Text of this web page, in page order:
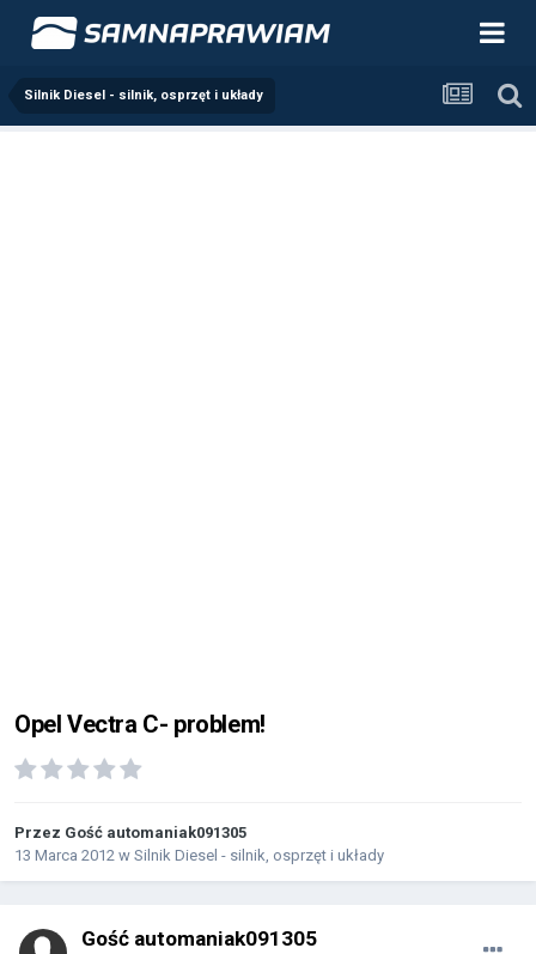
Silnik Diesel - silnik, osprzęt i układy
Opel Vectra C- problem!
Przez Gość automaniak091305
13 Marca 2012 w Silnik Diesel - silnik, osprzęt i układy
Gość automaniak091305